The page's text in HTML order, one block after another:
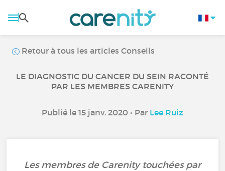
Retour à tous les articles Conseils
LE DIAGNOSTIC DU CANCER DU SEIN RACONTÉ
PAR LES MEMBRES CARENITY
Publié le 15 janv. 2020 • Par Lee Ruiz
Les membres de Carenity touchées par